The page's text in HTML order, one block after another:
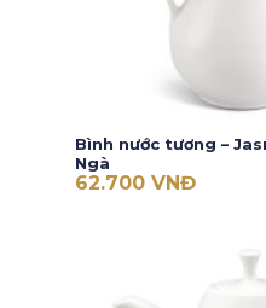
Bình nước tương –
Ngà
62.700 VNĐ